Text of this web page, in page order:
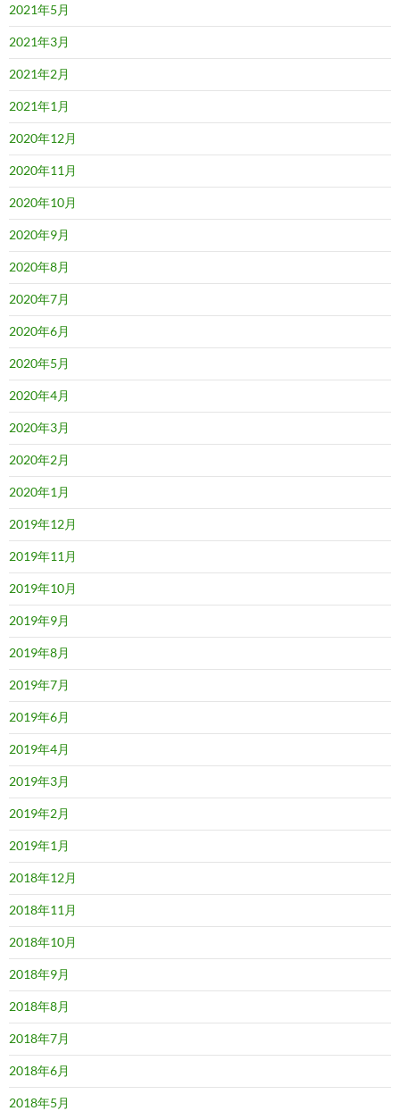
2021年5月
2021年3月
2021年2月
2021年1月
2020年12月
2020年11月
2020年10月
2020年9月
2020年8月
2020年7月
2020年6月
2020年5月
2020年4月
2020年3月
2020年2月
2020年1月
2019年12月
2019年11月
2019年10月
2019年9月
2019年8月
2019年7月
2019年6月
2019年4月
2019年3月
2019年2月
2019年1月
2018年12月
2018年11月
2018年10月
2018年9月
2018年8月
2018年7月
2018年6月
2018年5月